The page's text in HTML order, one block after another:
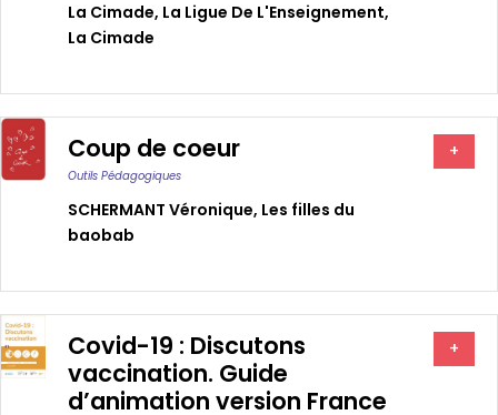
La Cimade, La Ligue De L'Enseignement,
La Cimade
Coup de coeur
Outils Pédagogiques
SCHERMANT Véronique, Les filles du
baobab
+
Covid-19 : Discutons
vaccination. Guide
d’animation version France
+